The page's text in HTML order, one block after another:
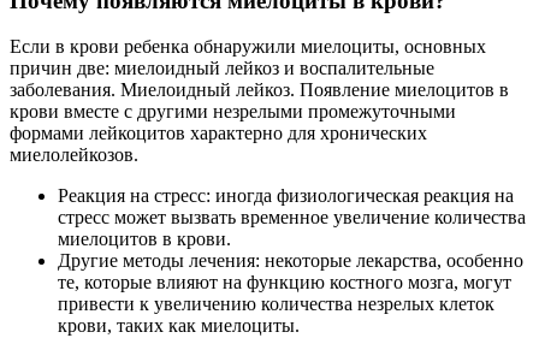
Если в крови ребенка обнаружили миелоциты, основных
причин две: миелоидный лейкоз и воспалительные
заболевания. Миелоидный лейкоз. Появление миелоцитов в
крови вместе с другими незрелыми промежуточными
формами лейкоцитов характерно для хронических
миелолейкозов.
Реакция на стресс: иногда физиологическая реакция на
стресс может вызвать временное увеличение количества
миелоцитов в крови.
Другие методы лечения: некоторые лекарства, особенно
те, которые влияют на функцию костного мозга, могут
привести к увеличению количества незрелых клеток
крови, таких как миелоциты.